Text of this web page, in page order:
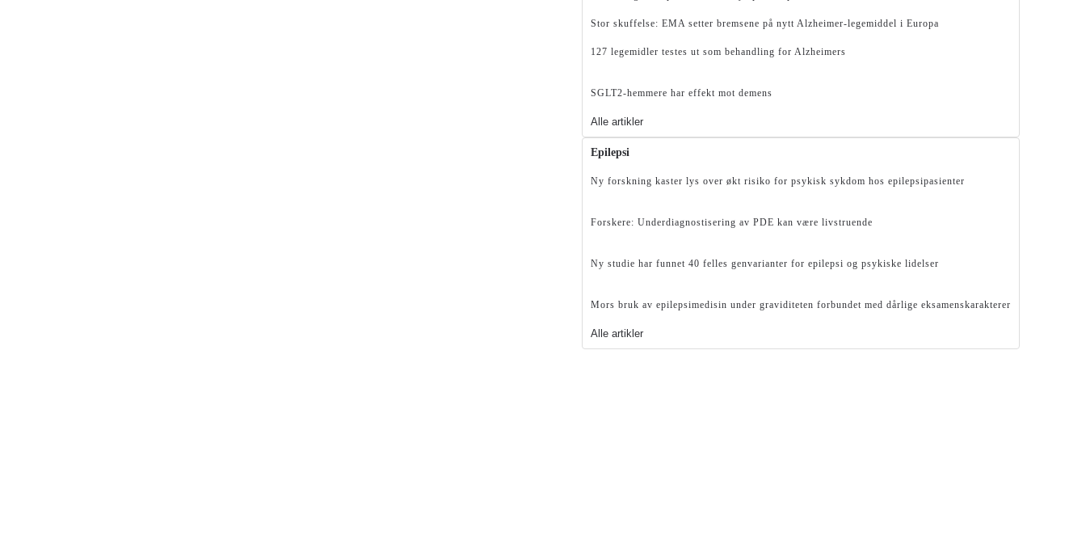
Stor skuffelse: EMA setter bremsene på nytt Alzheimer-legemiddel i Europa
127 legemidler testes ut som behandling for Alzheimers
SGLT2-hemmere har effekt mot demens
Alle artikler
Epilepsi
Ny forskning kaster lys over økt risiko for psykisk sykdom hos epilepsipasienter
Forskere: Underdiagnostisering av PDE kan være livstruende
Ny studie har funnet 40 felles genvarianter for epilepsi og psykiske lidelser
Mors bruk av epilepsimedisin under graviditeten forbundet med dårlige eksamenskarakterer
Alle artikler